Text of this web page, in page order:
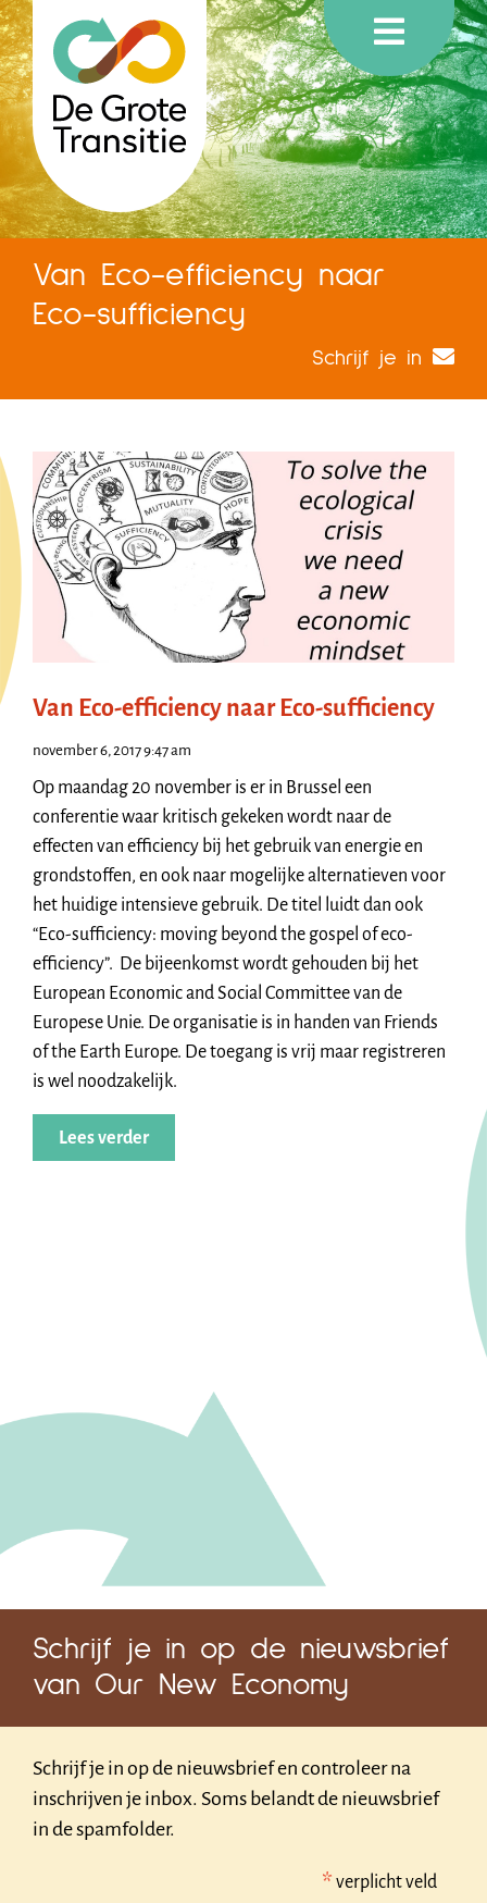
Van Eco-efficiency naar
Eco-sufficiency
Schrijf je in
Van Eco-efficiency naar Eco-sufficiency
november 6, 2017 9:47 am
Op maandag 20 november is er in Brussel een
conferentie waar kritisch gekeken wordt naar de
effecten van efficiency bij het gebruik van energie en
grondstoffen, en ook naar mogelijke alternatieven voor
het huidige intensieve gebruik. De titel luidt dan ook
“Eco-sufficiency: moving beyond the gospel of eco-
efficiency”. De bijeenkomst wordt gehouden bij het
European Economic and Social Committee van de
Europese Unie. De organisatie is in handen van Friends
of the Earth Europe. De toegang is vrij maar registreren
is wel noodzakelijk.
Lees verder
Schrijf je in op de nieuwsbrief
van Our New Economy
Schrijf je in op de nieuwsbrief en controleer na
inschrijven je inbox. Soms belandt de nieuwsbrief
in de spamfolder.
* verplicht veld